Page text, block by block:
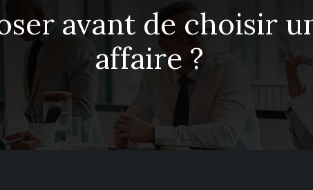
avant de choisir
affaire ?